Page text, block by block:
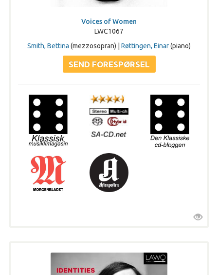
Voices of Women
LWC1067
Smith, Bettina (mezzosopran) | Røttingen, Einar(piano)